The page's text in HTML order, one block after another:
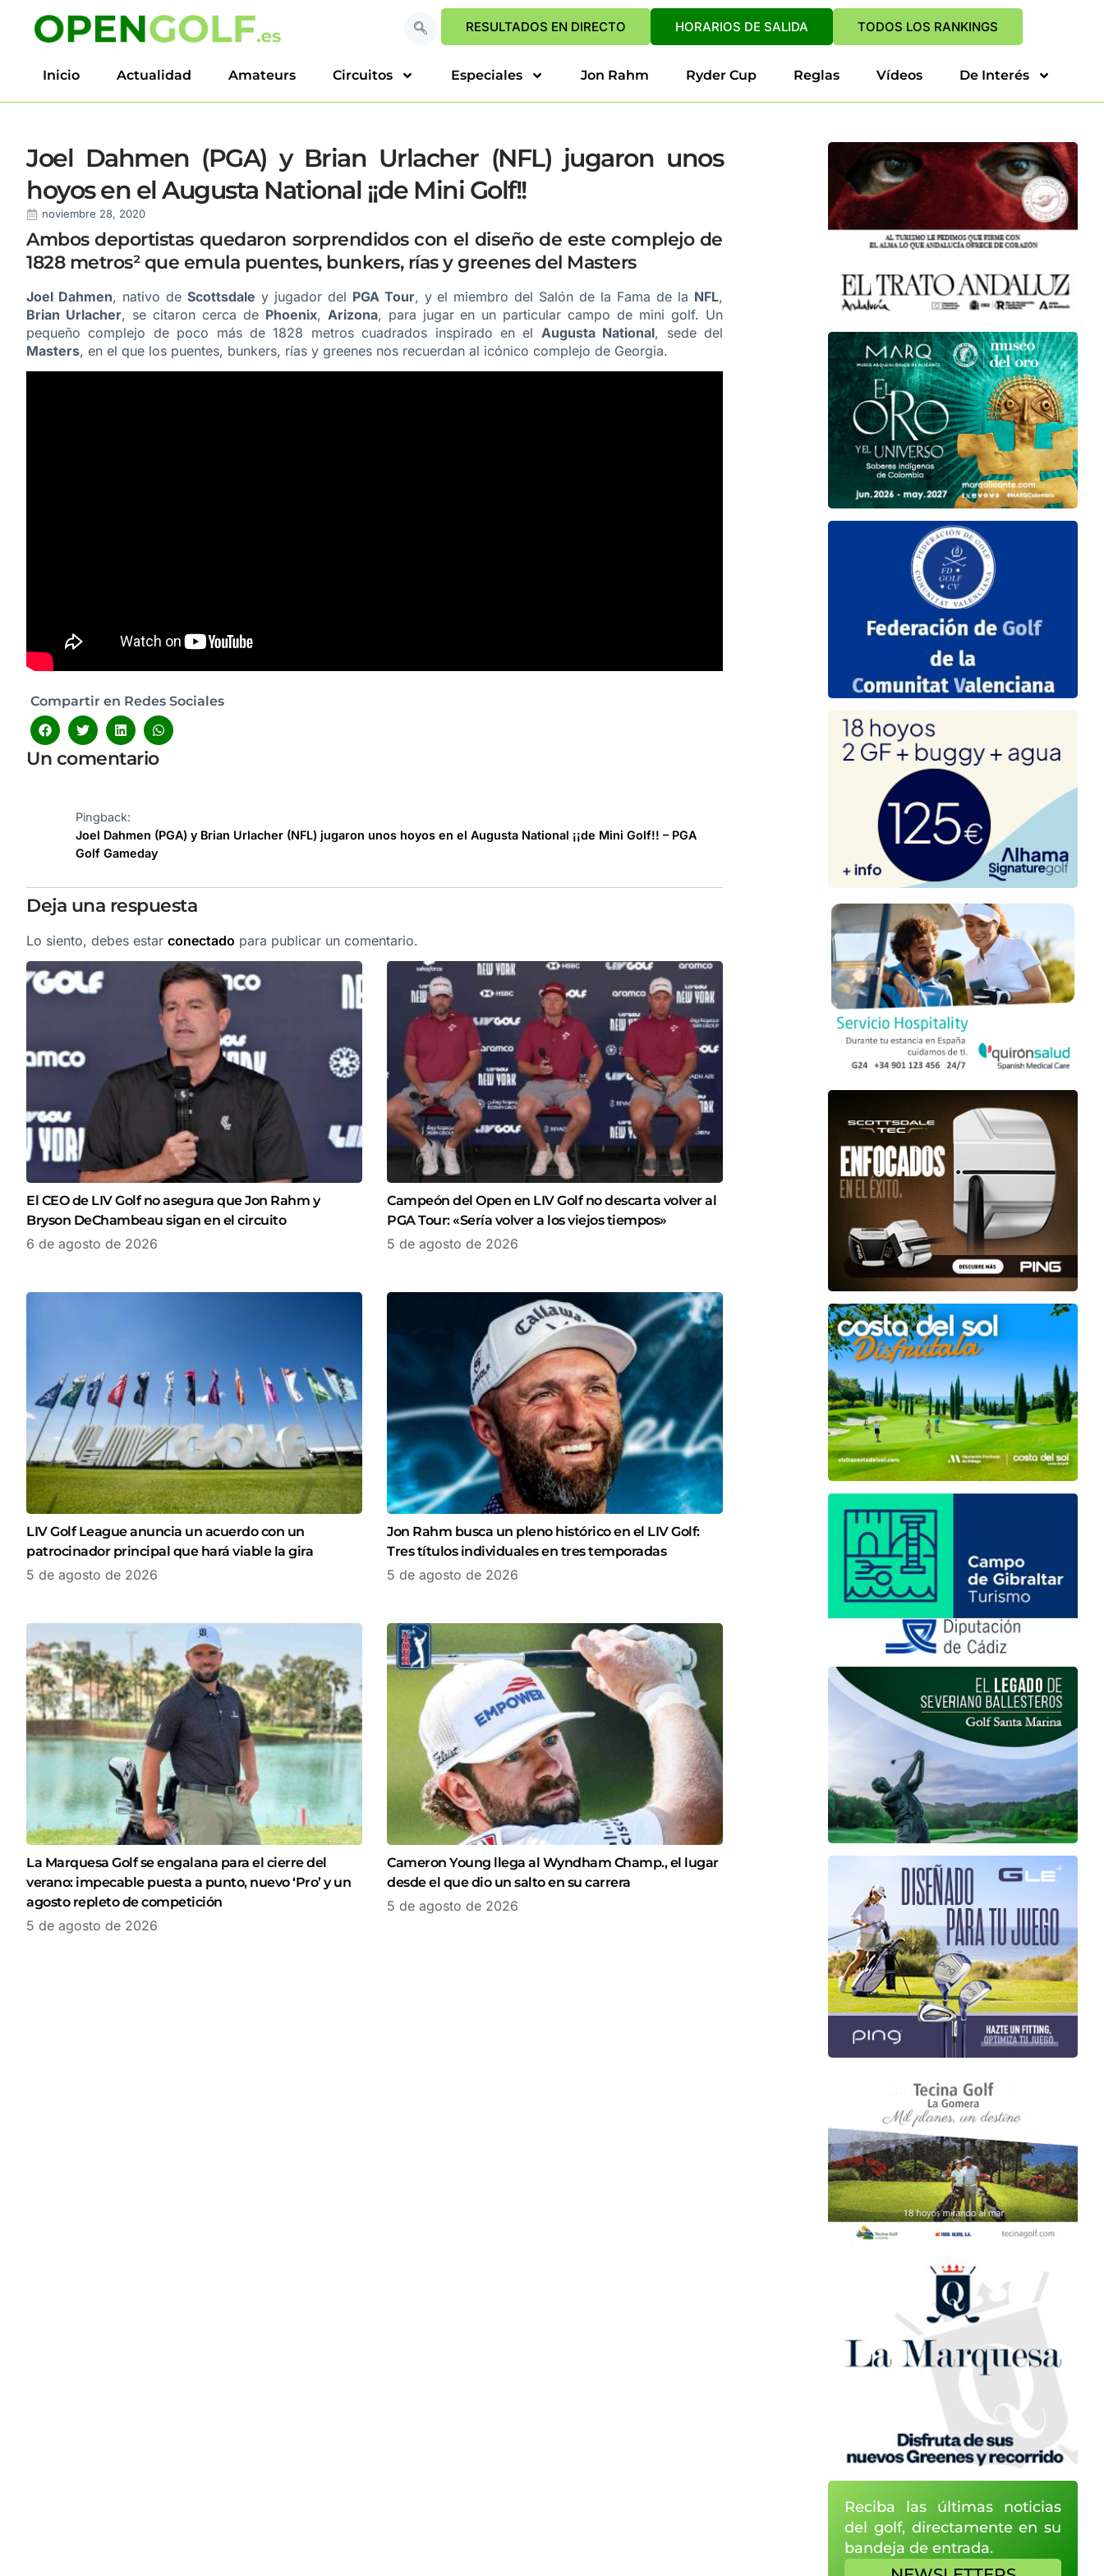
RESULTADOS EN DIRECTO HORARIOS DE SALIDA TODOS LOS RANKINGS
Inicio Actualidad Amateurs Circuitos Especiales Jon Rahm Ryder Cup Reglas Vídeos De Interés
Joel Dahmen (PGA) y Brian Urlacher (NFL) jugaron unos
hoyos en el Augusta National ¡¡de Mini Golf!!
noviembre 28, 2020
Ambos deportistas quedaron sorprendidos con el diseño de este complejo de
1828 metros² que emula puentes, bunkers, rías y greenes del Masters
Joel Dahmen, nativo de Scottsdale y jugador del PGA Tour, y el miembro del Salón de la Fama de la NFL,
Brian Urlacher, se citaron cerca de Phoenix, Arizona, para jugar en un particular campo de mini golf. Un
pequeño complejo de poco más de 1828 metros cuadrados inspirado en el Augusta National, sede del
Masters, en el que los puentes, bunkers, rías y greenes nos recuerdan al icónico complejo de Georgia.
Compartir en Redes Sociales
Un comentario
Pingback:
Joel Dahmen (PGA) y Brian Urlacher (NFL) jugaron unos hoyos en el Augusta National ¡¡de Mini Golf!! – PGA
Golf Gameday
Deja una respuesta
Lo siento, debes estar conectado para publicar un comentario.
El CEO de LIV Golf no asegura que Jon Rahm y
Bryson DeChambeau sigan en el circuito
6 de agosto de 2026
Campeón del Open en LIV Golf no descarta volver al
PGA Tour: «Sería volver a los viejos tiempos»
5 de agosto de 2026
LIV Golf League anuncia un acuerdo con un
patrocinador principal que hará viable la gira
5 de agosto de 2026
Jon Rahm busca un pleno histórico en el LIV Golf:
Tres títulos individuales en tres temporadas
5 de agosto de 2026
La Marquesa Golf se engalana para el cierre del
verano: impecable puesta a punto, nuevo ‘Pro’ y un
agosto repleto de competición
5 de agosto de 2026
Cameron Young llega al Wyndham Champ., el lugar
desde el que dio un salto en su carrera
5 de agosto de 2026
Reciba las últimas noticias
del golf, directamente en su
bandeja de entrada.